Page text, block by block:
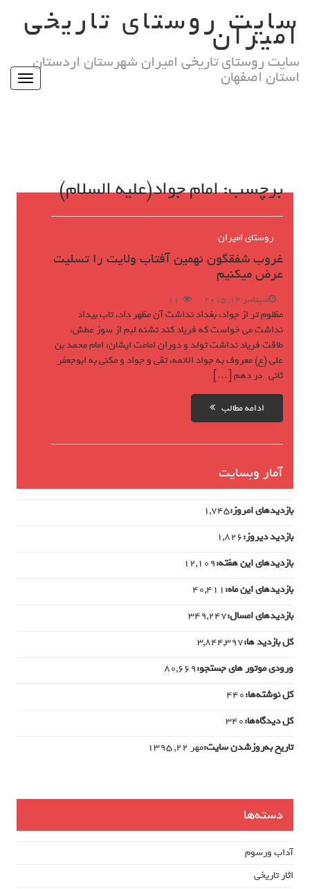
contentسایت روستای تاریخی
امیران
سایت روستای تاریخی امیران شهرستان اردستان
استان اصفهان Toggle
برچسب:امام جواد(علیه السلام)
غروب شفقگون نهمین آفتاب ولایت را تسلیت
عرض میکنیم
روستای امیران
سپتامبر 14, 2015 11
مظلوم تر از جواد، بغداد نداشت آن مظهر داد، تابِ بیداد
نداشت می خواست که فریاد کند تشنه لبم از سوز عطش،
طاقت فریاد نداشت تولد و دوران امامت ایشان: امام محمد بن
علی (ع) معروف به جواد الائمه، تقی و جواد و مکنی به ابوجعفر
ثانی در دهم […]
ادامه مطالب
آمار وبسایت
بازدیدهای امروز:1,745
بازدید دیروز:1,826
بازدیدهای این هفته:12,109
بازدیدهای این ماه:40,411
بازدیدهای امسال:349,247
کل بازدید ها:3,844,397
ورودی‌ موتور های جستجو:80,669
کل نوشته‌ها:440
کل دیدگاه‌ها:340
تاریخ به‌روزشدن سایت:مهر ۲۲, ۱۳۹۵
دسته‌ها
آداب ورسوم
اثار تاریخی